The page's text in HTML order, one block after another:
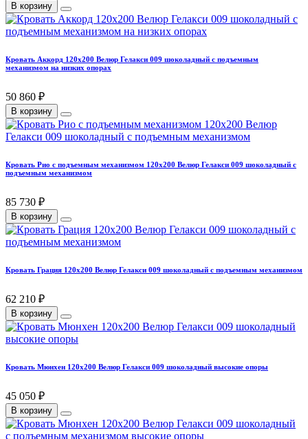
В корзину
Кровать Аккорд 120х200 Велюр Гелакси 009 шоколадный с подъемным
механизмом на низких опорах
50 860 ₽
В корзину
Кровать Рио с подъемным механизмом 120х200 Велюр Гелакси 009 шоколадный с
подъемным механизмом
85 730 ₽
В корзину
Кровать Грация 120х200 Велюр Гелакси 009 шоколадный с подъемным механизмом
62 210 ₽
В корзину
Кровать Мюнхен 120х200 Велюр Гелакси 009 шоколадный высокие опоры
45 050 ₽
В корзину